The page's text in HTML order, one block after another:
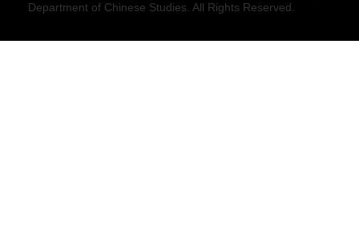
Department of Chinese Studies. All Rights Reserved.